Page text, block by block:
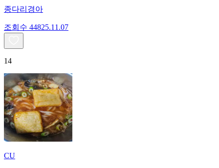
종다리경아
조회수 44825.11.07
14
CU